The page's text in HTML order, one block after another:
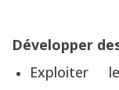
Développer
Exploiter